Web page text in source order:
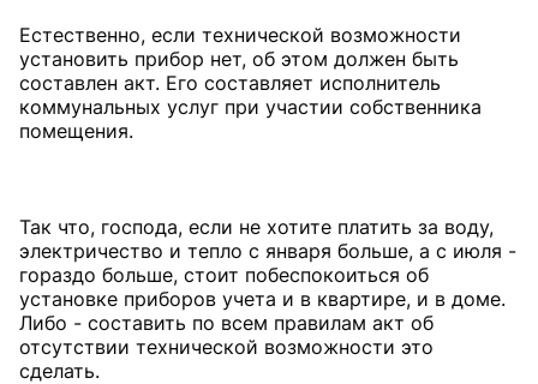
Естественно, если технической возможности
установить прибор нет, об этом должен быть
составлен акт. Его составляет исполнитель
коммунальных услуг при участии собственника
помещения.
Так что, господа, если не хотите платить за воду,
электричество и тепло с января больше, а с июля -
гораздо больше, стоит побеспокоиться об
установке приборов учета и в квартире, и в доме.
Либо - составить по всем правилам акт об
отсутствии технической возможности это
сделать.